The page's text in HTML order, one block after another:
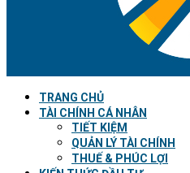
TRANG CHỦ
TÀI CHÍNH CÁ NHÂN
TIẾT KIỆM
QUẢN LÝ TÀI CHÍNH
THUẾ & PHÚC LỢI